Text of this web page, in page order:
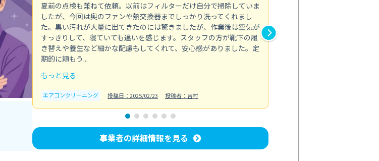
夏前の点検も兼ねて依頼。以前はフィルターだけ自分で掃除していま
したが、今回は奥のファンや熱交換器までしっかり洗ってくれまし
た。黒い汚れが大量に出てきたのには驚きましたが、作業後は空気が
すっきりして、寝ていても違いを感じます。スタッフの方が靴下の履
き替えや養生など細かな配慮もしてくれて、安心感がありました。定
期的に頼もう...
もっと見る
エアコンクリーニング 投稿日：2025/02/23 投稿者：吉村
事業者の詳細情報を見る